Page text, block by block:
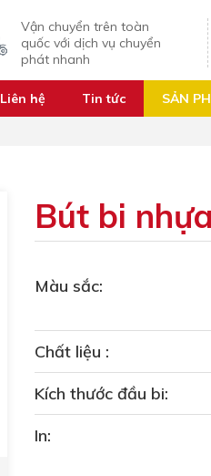
Vận chuyển trên toàn
quốc với dịch vụ chuyển
phát nhanh
Liên hệ Tin tức SẢN
Bút bi
Màu sắc:
Chất liệu :
Kích thước đầu bi:
In: